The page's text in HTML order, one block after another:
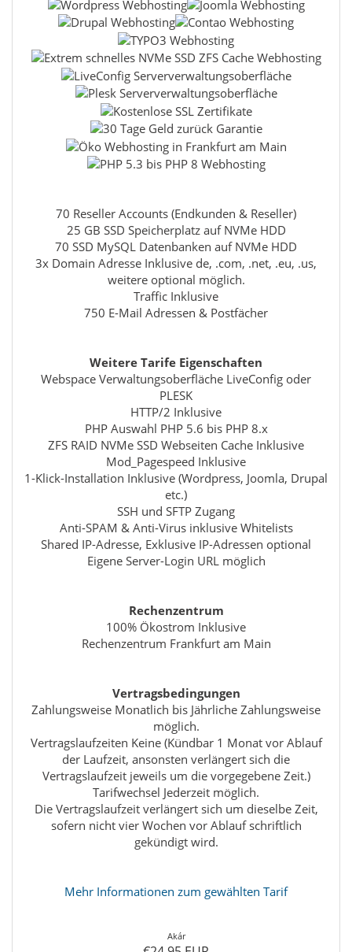
70 Reseller Accounts (Endkunden & Reseller)
25 GB SSD Speicherplatz auf NVMe HDD
70 SSD MySQL Datenbanken auf NVMe HDD
3x Domain Adresse Inklusive de, .com, .net, .eu, .us,
weitere optional möglich.
Traffic Inklusive
750 E-Mail Adressen & Postfächer
Weitere Tarife Eigenschaften
Webspace Verwaltungsoberfläche LiveConfig oder
PLESK
HTTP/2 Inklusive
PHP Auswahl PHP 5.6 bis PHP 8.x
ZFS RAID NVMe SSD Webseiten Cache Inklusive
Mod_Pagespeed Inklusive
1-Klick-Installation Inklusive (Wordpress, Joomla, Drupal
etc.)
SSH und SFTP Zugang
Anti-SPAM & Anti-Virus inklusive Whitelists
Shared IP-Adresse, Exklusive IP-Adressen optional
Eigene Server-Login URL möglich
Rechenzentrum
100% Ökostrom Inklusive
Rechenzentrum Frankfurt am Main
Vertragsbedingungen
Zahlungsweise Monatlich bis Jährliche Zahlungsweise
möglich.
Vertragslaufzeiten Keine (Kündbar 1 Monat vor Ablauf
der Laufzeit, ansonsten verlängert sich die
Vertragslaufzeit jeweils um die vorgegebene Zeit.)
Tarifwechsel Jederzeit möglich.
Die Vertragslaufzeit verlängert sich um dieselbe Zeit,
sofern nicht vier Wochen vor Ablauf schriftlich
gekündigt wird.
Mehr Informationen zum gewählten Tarif
Akár